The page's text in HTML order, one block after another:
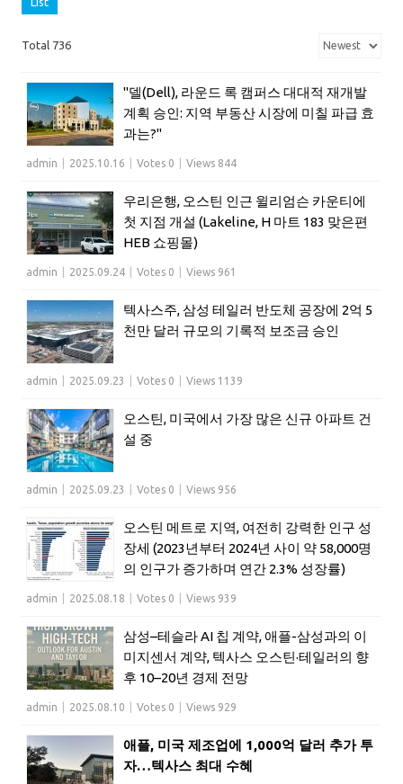
Total 736
"델(Dell), 라운드 록 캠퍼스 대대적 재개발
계획 승인: 지역 부동산 시장에 미칠 파급 효
과는?"
admin 2025.10.16 Votes 0 Views 844
우리은행, 오스틴 인근 윌리엄슨 카운티에
첫 지점 개설 (Lakeline, H 마트 183 맞은편
HEB 쇼핑몰)
admin 2025.09.24 Votes 0 Views 961
텍사스주, 삼성 테일러 반도체 공장에 2억 5
천만 달러 규모의 기록적 보조금 승인
admin 2025.09.23 Votes 0 Views 1139
오스틴, 미국에서 가장 많은 신규 아파트 건
설 중
admin 2025.09.23 Votes 0 Views 956
오스틴 메트로 지역, 여전히 강력한 인구 성
장세 (2023년부터 2024년 사이 약 58,000명
의 인구가 증가하며 연간 2.3% 성장률)
admin 2025.08.18 Votes 0 Views 939
삼성–테슬라 AI 칩 계약, 애플-삼성과의 이
미지센서 계약, 텍사스 오스틴·테일러의 향
후 10–20년 경제 전망
admin 2025.08.10 Votes 0 Views 929
애플, 미국 제조업에 1,000억 달러 추가 투
자…텍사스 최대 수혜